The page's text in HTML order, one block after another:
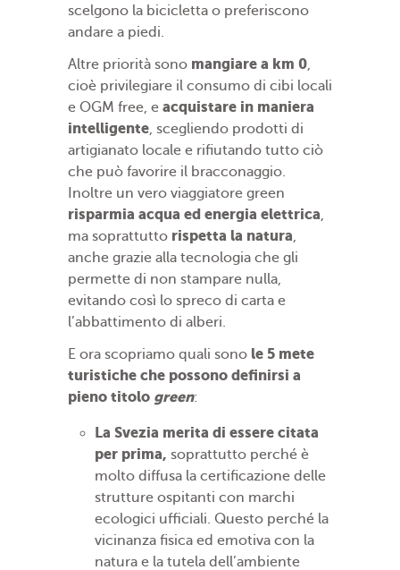
scelgono la bicicletta o preferiscono
andare a piedi.
Altre priorità sono mangiare a km 0,
cioè privilegiare il consumo di cibi locali
e OGM free, e acquistare in maniera
intelligente, scegliendo prodotti di
artigianato locale e rifiutando tutto ciò
che può favorire il bracconaggio.
Inoltre un vero viaggiatore green
risparmia acqua ed energia elettrica,
ma soprattutto rispetta la natura,
anche grazie alla tecnologia che gli
permette di non stampare nulla,
evitando così lo spreco di carta e
l’abbattimento di alberi.
E ora scopriamo quali sono le 5 mete
turistiche che possono definirsi a
pieno titolo green:
La Svezia merita di essere citata
per prima, soprattutto perché è
molto diffusa la certificazione delle
strutture ospitanti con marchi
ecologici ufficiali. Questo perché la
vicinanza fisica ed emotiva con la
natura e la tutela dell’ambiente